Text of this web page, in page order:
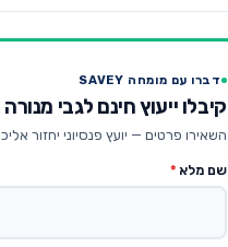
דברו עם מומחה SAVEY
קיבלו ייעוץ חינם לגבי
השאירו פרטים — יועץ פנסיוני יחזור אליכם תוך
שם מלא *